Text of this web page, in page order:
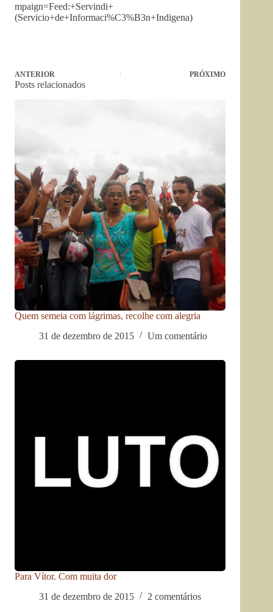
mpaign=Feed:+Servindi+
(Servicio+de+Informaci%C3%B3n+Indigena)
ANTERIOR PRÓXIMO
Posts relacionados
Quem semeia com lágrimas, recolhe com alegria
31 de dezembro de 2015
Um comentário
Para Vítor. Com muita dor
31 de dezembro de 2015
2 comentários